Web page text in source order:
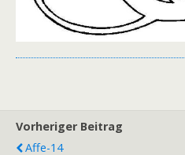
Vorheriger Beitrag
Affe-14